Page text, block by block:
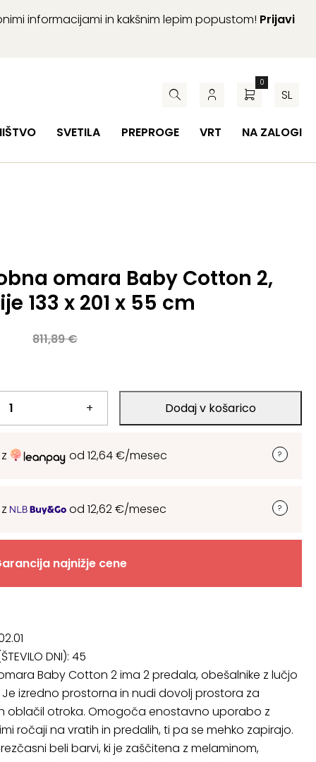
informacijami in kakšnim lepim popustom! Prijavi
0
SL
SVETILA PREPROGE VRT NA ZALOGI
omara Baby Cotton 2,
133 x 201 x 55 cm
811,89€
+ Dodaj v košarico
od 12,64€/mesec
od 12,62€/mesec
najnižje cene
DNI): 45
Baby Cotton 2 ima 2 predala, obešalnike z lučjo
Je izredno prostorna in nudi dovolj prostora za
oblačil otroka. Omogoča enostavno uporabo z
ročaji na vratih in predalih, ti pa se mehko zapirajo.
beli barvi, ki je zaščitena z melaminom,